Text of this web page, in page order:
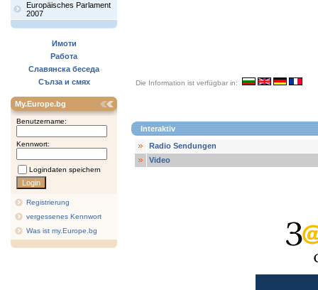
Europäisches Parlament
2007
Имоти
Работа
Славянска беседа
Сълза и смях
My.Europe.bg
Benutzername:
Kennwort:
Logindaten speichern
Registrierung
vergessenes Kennwort
Was ist my.Europe.bg
Die Information ist verfügbar in:
Interaktiv
Radio Sendungen
Video